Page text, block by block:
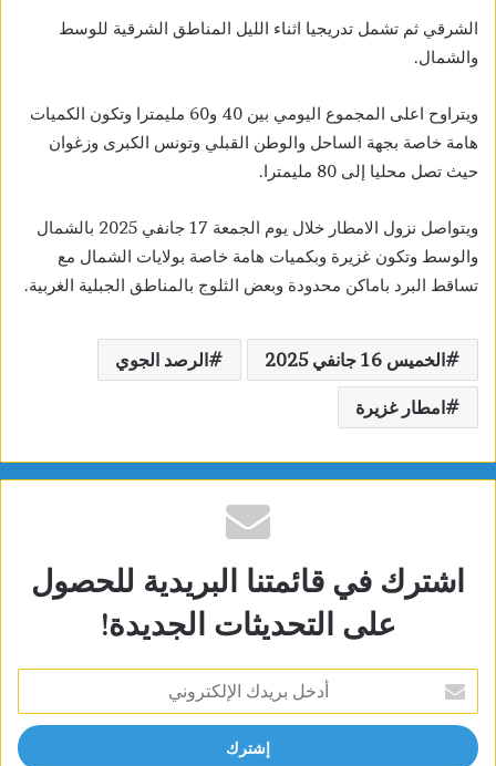
الشرقي ثم تشمل تدريجيا اثناء الليل المناطق الشرقية للوسط
والشمال.
ويتراوح اعلى المجموع اليومي بين 40 و60 مليمترا وتكون الكميات
هامة خاصة بجهة الساحل والوطن القبلي وتونس الكبرى وزغوان
حيث تصل محليا إلى 80 مليمترا.
ويتواصل نزول الامطار خلال يوم الجمعة 17 جانفي 2025 بالشمال
والوسط وتكون غزيرة وبكميات هامة خاصة بولايات الشمال مع
تساقط البرد باماكن محدودة وبعض الثلوج بالمناطق الجبلية الغربية.
الخميس 16 جانفي 2025 الرصد الجوي
امطار غزيرة
اشترك في قائمتنا البريدية للحصول
على التحديثات الجديدة!
بريدك
الإلكتروني